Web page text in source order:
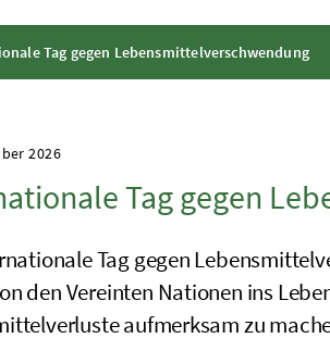
Tag gegen Lebensmittelverschwendung
2026
Tag gegen
Tag gegen
den Vereinten Nationen ins
aufmerksam zu